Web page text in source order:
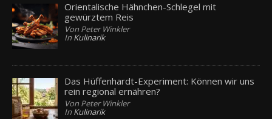
Orientalische Hähnchen-Schlegel mit
gewürztem Reis
Von Peter Winkler
In Kulinarik
Das Hüffenhardt-Experiment: Können wir uns
rein regional ernähren?
Von Peter Winkler
In Kulinarik